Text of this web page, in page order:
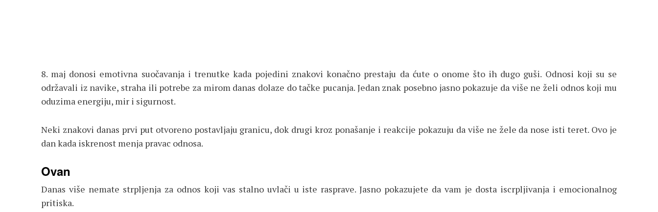
8. maj donosi emotivna suočavanja i trenutke kada pojedini znakovi konačno prestaju da ćute o onome što ih dugo guši. Odnosi koji su se
održavali iz navike, straha ili potrebe za mirom danas dolaze do tačke pucanja. Jedan znak posebno jasno pokazuje da više ne želi odnos koji mu
oduzima energiju, mir i sigurnost.
Neki znakovi danas prvi put otvoreno postavljaju granicu, dok drugi kroz ponašanje i reakcije pokazuju da više ne žele da nose isti teret. Ovo je
dan kada iskrenost menja pravac odnosa.
Ovan
Danas više nemate strpljenja za odnos koji vas stalno uvlači u iste rasprave. Jasno pokazujete da vam je dosta iscrpljivanja i emocionalnog
pritiska.